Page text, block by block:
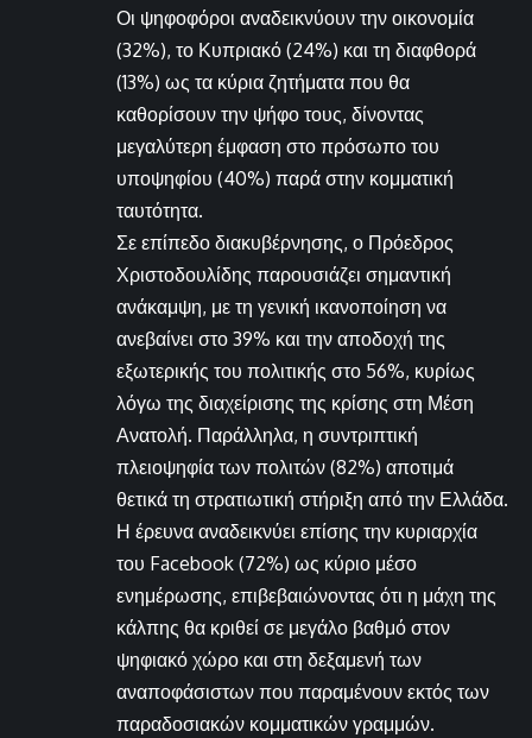
Οι ψηφοφόροι αναδεικνύουν την οικονομία
(32%), το Κυπριακό (24%) και τη διαφθορά
(13%) ως τα κύρια ζητήματα που θα
καθορίσουν την ψήφο τους, δίνοντας
μεγαλύτερη έμφαση στο πρόσωπο του
υποψηφίου (40%) παρά στην κομματική
ταυτότητα.
Σε επίπεδο διακυβέρνησης, ο Πρόεδρος
Χριστοδουλίδης παρουσιάζει σημαντική
ανάκαμψη, με τη γενική ικανοποίηση να
ανεβαίνει στο 39% και την αποδοχή της
εξωτερικής του πολιτικής στο 56%, κυρίως
λόγω της διαχείρισης της κρίσης στη Μέση
Ανατολή. Παράλληλα, η συντριπτική
πλειοψηφία των πολιτών (82%) αποτιμά
θετικά τη στρατιωτική στήριξη από την Ελλάδα.
Η έρευνα αναδεικνύει επίσης την κυριαρχία
του Facebook (72%) ως κύριο μέσο
ενημέρωσης, επιβεβαιώνοντας ότι η μάχη της
κάλπης θα κριθεί σε μεγάλο βαθμό στον
ψηφιακό χώρο και στη δεξαμενή των
αναποφάσιστων που παραμένουν εκτός των
παραδοσιακών κομματικών γραμμών.